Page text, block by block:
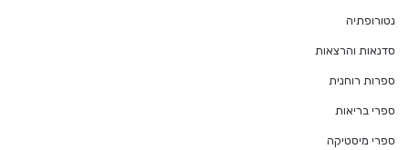
נטורופתיה
סדנאות והרצאות
ספרות רוחנית
ספרי בריאות
ספרי מיסטיקה